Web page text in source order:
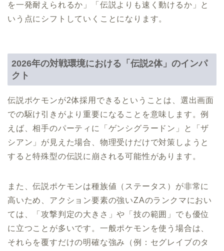
を一発耐えられるか」「伝説よりも速く動けるか」と
いう点にシフトしていくことになります。
2026年の対戦環境における「伝説2体」のインパ
クト
伝説ポケモンが2体採用できるということは、選出画面
での駆け引きがより重要になることを意味します。例
えば、相手のパーティに「ゲンシグラードン」と「ザ
シアン」が見えた場合、物理受けだけで対策しようと
すると特殊型の伝説に崩される可能性があります。
また、伝説ポケモンは種族値（ステータス）が非常に
高いため、アクション要素の強いZAのランクマにおい
ては、「攻撃判定の大きさ」や「技の範囲」でも優位
に立つことが多いです。一般ポケモンを使う場合は、
それらを覆すだけの明確な強み（例：セグレイブのタ